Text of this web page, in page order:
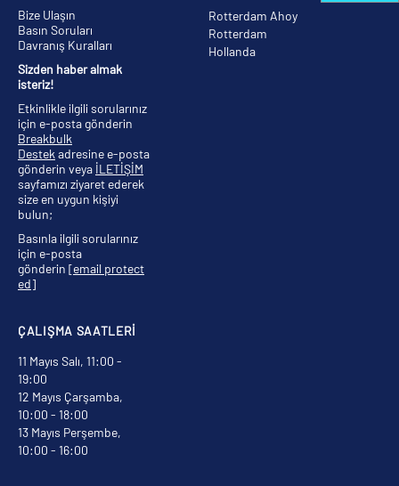
Rotterdam Ahoy
Rotterdam
Hollanda
ÇALIŞMA SAATLERİ
11 Mayıs Salı, 11:00 -
19:00
12 Mayıs Çarşamba,
10:00 - 18:00
13 Mayıs Perşembe,
10:00 - 16:00
Bize Ulaşın
Basın Soruları
Davranış Kuralları
Sizden haber almak
isteriz!
Etkinlikle ilgili sorularınız
için e-posta gönderin
Breakbulk
Destek adresine e-posta
gönderin veya İLETİŞİM
sayfamızı ziyaret ederek
size en uygun kişiyi
bulun;
Basınla ilgili sorularınız
için e-posta
gönderin [email protect
ed]